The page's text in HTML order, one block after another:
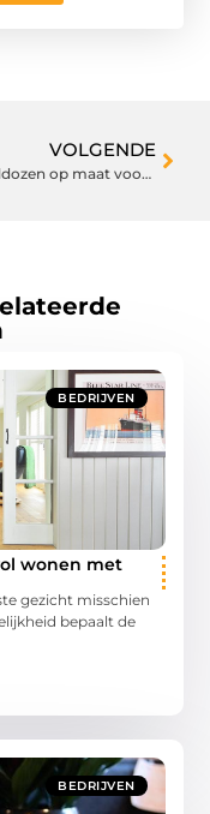
VOLGENDE
Verzenddozen op maat voor uw bedrijf
BEDRIJVEN
wonen met
gezicht misschien
bepaalt de
BEDRIJVEN